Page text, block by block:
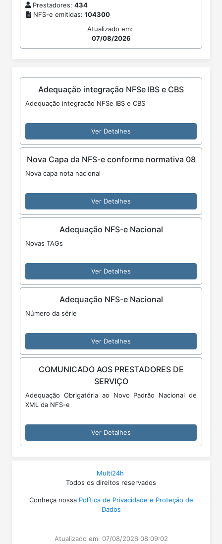
Prestadores: 434
NFS-e emitidas: 104300
Atualizado em:
07/08/2026
Adequação integração NFSe IBS e CBS
Adequação integração NFSe IBS e CBS
Ver Detalhes
Nova Capa da NFS-e conforme normativa 08
Nova capa nota nacional
Ver Detalhes
Adequação NFS-e Nacional
Novas TAGs
Ver Detalhes
Adequação NFS-e Nacional
Número da série
Ver Detalhes
COMUNICADO AOS PRESTADORES DE
SERVIÇO
Adequação Obrigatória ao Novo Padrão Nacional de
XML da NFS-e
Ver Detalhes
Multi24h
Todos os direitos reservados
Conheça nossa Política de Privacidade e Proteção de
Dados
Atualizado em: 07/08/2026 08:09:02